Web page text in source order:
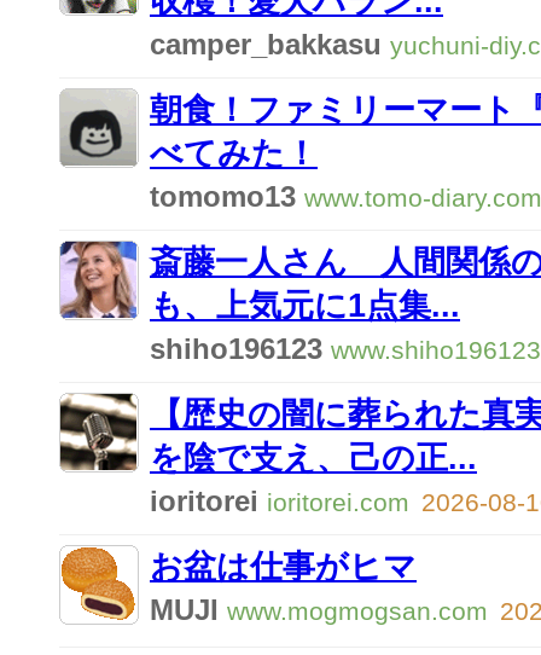
camper_bakkasu yuchuni-
朝食！ファミリーマート
べてみた！
tomomo13 www.tomo-diary.com
斎藤一人さん 人間関係
も、上気元に1点集...
shiho196123
【歴史の闇に葬られた真
を陰で支え、己の正...
ioritorei ioritorei.com 2026-08-
お盆は仕事がヒマ
MUJI www.mogmogsan.com